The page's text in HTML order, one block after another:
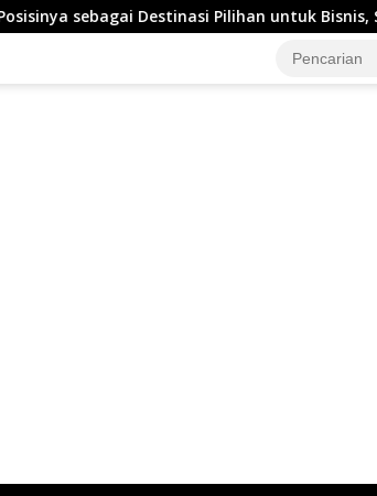
sebagai Destinasi Pilihan untuk Bisnis,